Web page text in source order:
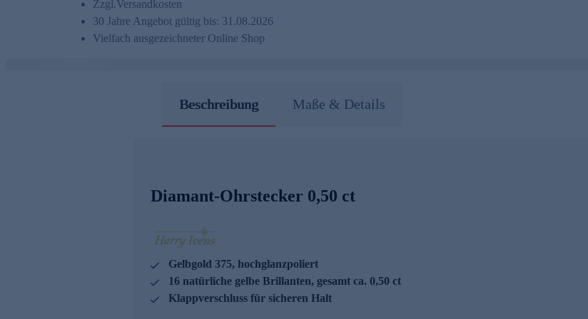
Zzgl.Versandkosten
30 Jahre Angebot gültig bis: 31.08.2026
Vielfach ausgezeichneter Online Shop
Beschreibung Maße & Details
Diamant-Ohrstecker 0,50 ct
Gelbgold 375, hochglanzpoliert
16 natürliche gelbe Brillanten, gesamt ca. 0,50 ct
Klappverschluss für sicheren Halt